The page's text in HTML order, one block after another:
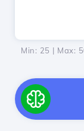
Min: 25 | Max: